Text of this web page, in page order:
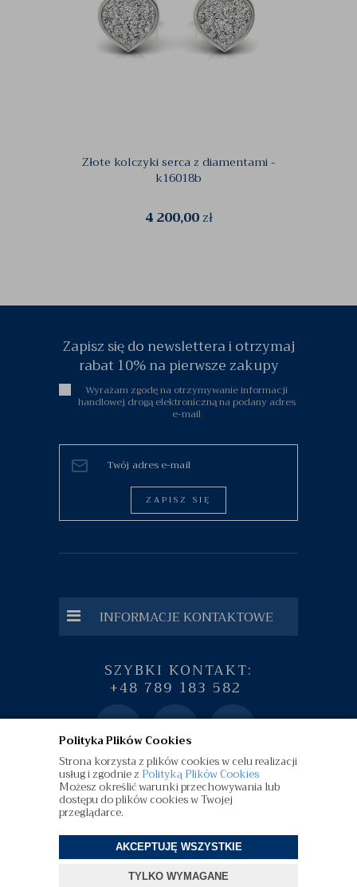
Polityka Plików Cookies
Strona korzysta z plików cookies w celu realizacji
usług i zgodnie z Polityką Plików Cookies
Możesz określić warunki przechowywania lub
dostępu do plików cookies w Twojej
przeglądarce.
AKCEPTUJĘ WSZYSTKIE
TYLKO WYMAGANE
Złote kolczyki serca z diamentami -
k16018b
4 200,00zł
Zapisz się do newslettera i otrzymaj
rabat 10% na pierwsze zakupy
Wyrażam zgodę na otrzymywanie informacji
handlowej drogą elektroniczną na podany adres
e-mail
ZAPISZ SIĘ
INFORMACJE KONTAKTOWE
SZYBKI KONTAKT:
+48 789 183 582
diamenty.pl | Wszelkie Prawa Zastrzeżone